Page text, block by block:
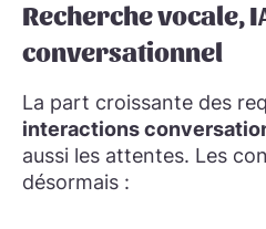
Recherche vocale,
conversationnel
La part croissante des
interactions
aussi les attentes. Les
désormais :